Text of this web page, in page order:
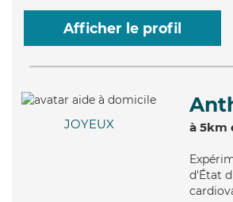
Afficher le profil
JOYEUX à 5km
d'État